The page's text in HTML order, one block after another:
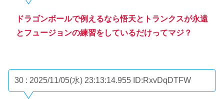
ドラゴンボールで例えるなら悟天とトランクスが永遠
とフュージョンの練習をしているだけってマジ？
30 : 2025/11/05(水) 23:13:14.955 ID:RxvDqDTFW